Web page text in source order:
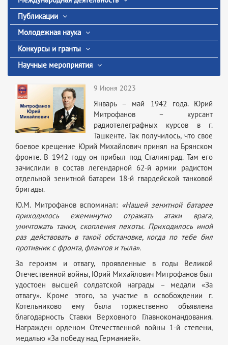
Публикации
Молодежная наука
Конкурсы и гранты
Научные мероприятия
9 Июня 2023
Январь – май 1942 года. Юрий
Митрофанов – курсант
радиотелеграфных курсов в г.
Ташкенте. Так получилось, что свое
боевое крещение Юрий Михайлович принял на Брянском
фронте. В 1942 году он прибыл под Сталинград. Там его
зачислили в состав легендарной 62-й армии радистом
отдельной зенитной батареи 18-й гвардейской танковой
бригады.
Ю.М. Митрофанов вспоминал: «Нашей зенитной батарее
приходилось ежеминутно отражать атаки врага,
уничтожать танки, скопления пехоты. Приходилось иной
раз действовать в такой обстановке, когда по тебе бил
противник с фронта, флангов и тыла».
За героизм и отвагу, проявленные в годы Великой
Отечественной войны, Юрий Михайлович Митрофанов был
удостоен высшей солдатской награды – медали «За
отвагу». Кроме этого, за участие в освобождении г.
Котельниково ему была торжественно объявлена
благодарность Ставки Верховного Главнокомандования.
Награжден орденом Отечественной войны 1-й степени,
медалью «За победу над Германией».